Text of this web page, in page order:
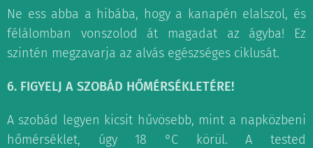
Ne ess abba a hibába, hogy a kanapén elalszol, és
félálomban vonszolod át magadat az ágyba! Ez
szintén megzavarja az alvás egészséges ciklusát.
6. FIGYELJ A SZOBÁD HŐMÉRSÉKLETÉRE!
A szobád legyen kicsit hűvösebb, mint a napközbeni
hőmérséklet, úgy 18 °C körül. A tested